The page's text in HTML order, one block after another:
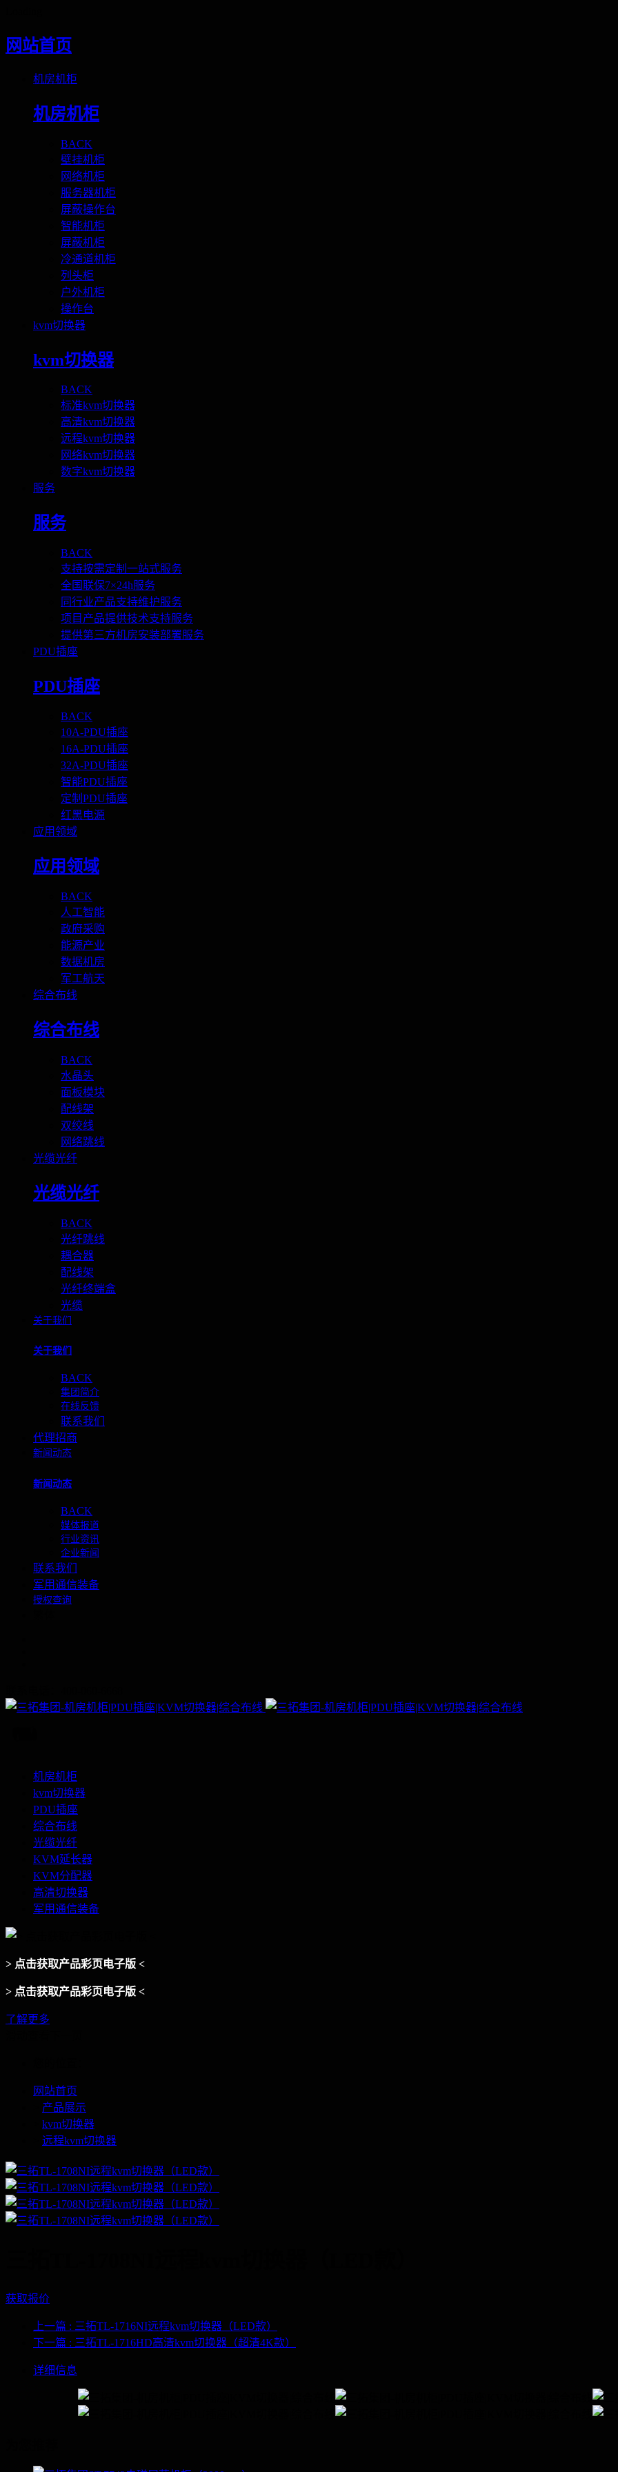
网站首页
机房机柜
机房机柜
BACK
壁挂机柜
网络机柜
服务器机柜
屏蔽操作台
智能机柜
屏蔽机柜
冷通道机柜
列头柜
户外机柜
操作台
kvm切换器
kvm切换器
BACK
标准kvm切换器
高清kvm切换器
远程kvm切换器
网络kvm切换器
数字kvm切换器
服务
服务
BACK
支持按需定制一站式服务
全国联保7×24h服务
同行业产品支持维护服务
项目产品提供技术支持服务
提供第三方机房安装部署服务
PDU插座
PDU插座
BACK
10A-PDU插座
16A-PDU插座
32A-PDU插座
智能PDU插座
定制PDU插座
红黑电源
应用领域
应用领域
BACK
人工智能
政府采购
能源产业
数据机房
军工航天
综合布线
综合布线
BACK
水晶头
面板模块
配线架
双绞线
网络跳线
光缆光纤
光缆光纤
BACK
光纤跳线
耦合器
配线架
光纤终端盒
光缆
关于我们
关于我们
BACK
集团简介
在线反馈
联系我们
代理招商
新闻动态
新闻动态
BACK
媒体报道
行业资讯
企业新闻
联系我们
军用通信装备
授权查询
机房机柜
kvm切换器
PDU插座
综合布线
光缆光纤
KVM延长器
KVM分配器
高清切换器
军用通信装备
> 点击获取产品彩页电子版 <
> 点击获取产品彩页电子版 <
了解更多
网站首页
产品展示
kvm切换器
远程kvm切换器
获取报价
上一篇 : 三拓TL-1716NI远程kvm切换器（LED款）
下一篇 : 三拓TL-1716HD高清kvm切换器（超清4K款）
详细信息